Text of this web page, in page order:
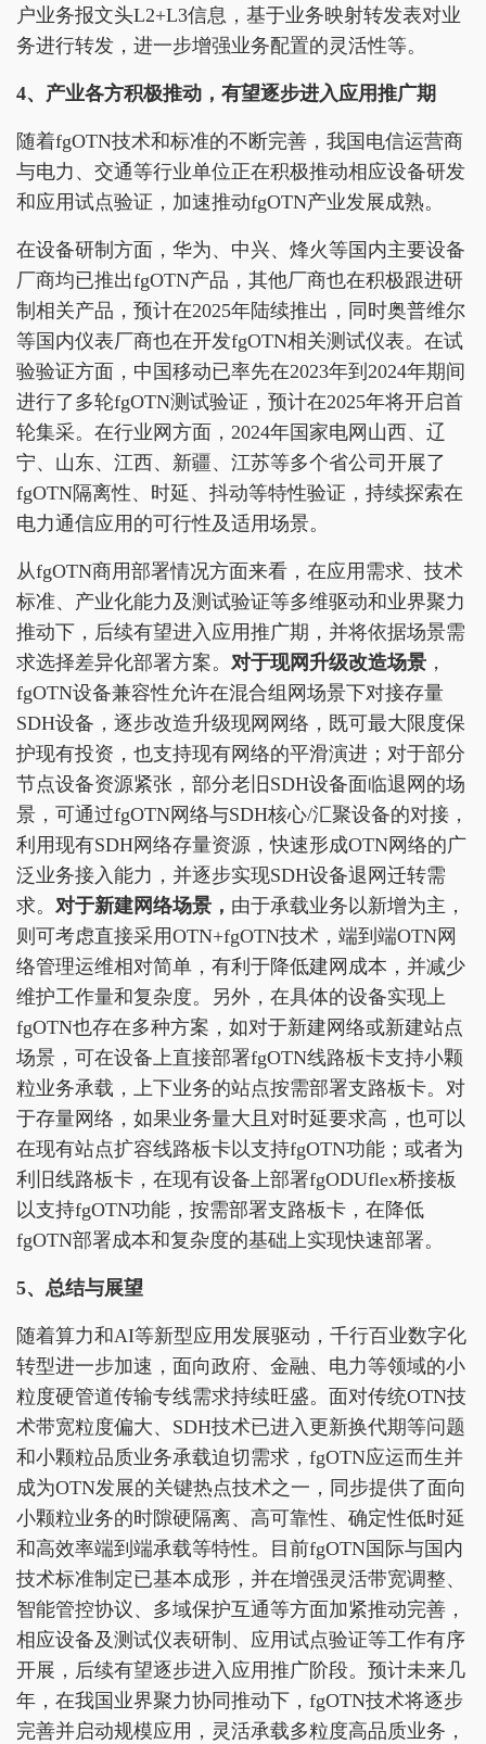
户业务报文头L2+L3信息，基于业务映射转发表对业
务进行转发，进一步增强业务配置的灵活性等。
4、产业各方积极推动，有望逐步进入应用推广期
随着fgOTN技术和标准的不断完善，我国电信运营商
与电力、交通等行业单位正在积极推动相应设备研发
和应用试点验证，加速推动fgOTN产业发展成熟。
在设备研制方面，华为、中兴、烽火等国内主要设备
厂商均已推出fgOTN产品，其他厂商也在积极跟进研
制相关产品，预计在2025年陆续推出，同时奥普维尔
等国内仪表厂商也在开发fgOTN相关测试仪表。在试
验验证方面，中国移动已率先在2023年到2024年期间
进行了多轮fgOTN测试验证，预计在2025年将开启首
轮集采。在行业网方面，2024年国家电网山西、辽
宁、山东、江西、新疆、江苏等多个省公司开展了
fgOTN隔离性、时延、抖动等特性验证，持续探索在
电力通信应用的可行性及适用场景。
从fgOTN商用部署情况方面来看，在应用需求、技术
标准、产业化能力及测试验证等多维驱动和业界聚力
推动下，后续有望进入应用推广期，并将依据场景需
求选择差异化部署方案。 对于现网升级改造场景 ，
fgOTN设备兼容性允许在混合组网场景下对接存量
SDH设备，逐步改造升级现网网络，既可最大限度保
护现有投资，也支持现有网络的平滑演进；对于部分
节点设备资源紧张，部分老旧SDH设备面临退网的场
景，可通过fgOTN网络与SDH核心/汇聚设备的对接，
利用现有SDH网络存量资源，快速形成OTN网络的广
泛业务接入能力，并逐步实现SDH设备退网迁转需
求。 对于新建网络场景， 由于承载业务以新增为主，
则可考虑直接采用OTN+fgOTN技术，端到端OTN网
络管理运维相对简单，有利于降低建网成本，并减少
维护工作量和复杂度。另外，在具体的设备实现上
fgOTN也存在多种方案，如对于新建网络或新建站点
场景，可在设备上直接部署fgOTN线路板卡支持小颗
粒业务承载，上下业务的站点按需部署支路板卡。对
于存量网络，如果业务量大且对时延要求高，也可以
在现有站点扩容线路板卡以支持fgOTN功能；或者为
利旧线路板卡，在现有设备上部署fgODUflex桥接板
以支持fgOTN功能，按需部署支路板卡，在降低
fgOTN部署成本和复杂度的基础上实现快速部署。
5、总结与展望
随着算力和AI等新型应用发展驱动，千行百业数字化
转型进一步加速，面向政府、金融、电力等领域的小
粒度硬管道传输专线需求持续旺盛。面对传统OTN技
术带宽粒度偏大、SDH技术已进入更新换代期等问题
和小颗粒品质业务承载迫切需求，fgOTN应运而生并
成为OTN发展的关键热点技术之一，同步提供了面向
小颗粒业务的时隙硬隔离、高可靠性、确定性低时延
和高效率端到端承载等特性。目前fgOTN国际与国内
技术标准制定已基本成形，并在增强灵活带宽调整、
智能管控协议、多域保护互通等方面加紧推动完善，
相应设备及测试仪表研制、应用试点验证等工作有序
开展，后续有望逐步进入应用推广阶段。预计未来几
年，在我国业界聚力协同推动下，fgOTN技术将逐步
完善并启动规模应用，灵活承载多粒度高品质业务，